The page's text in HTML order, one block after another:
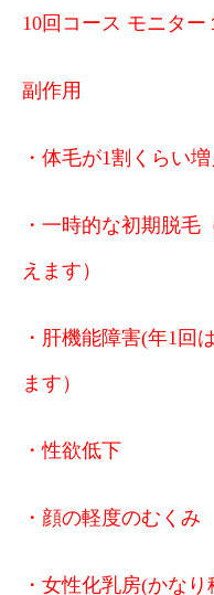
10回コース モニター
副作用
・体毛が1割くらい
・一時的な初期脱毛
えます）
・肝機能障害(年1回
ます）
・性欲低下
・顔の軽度のむくみ
・女性化乳房(かなり